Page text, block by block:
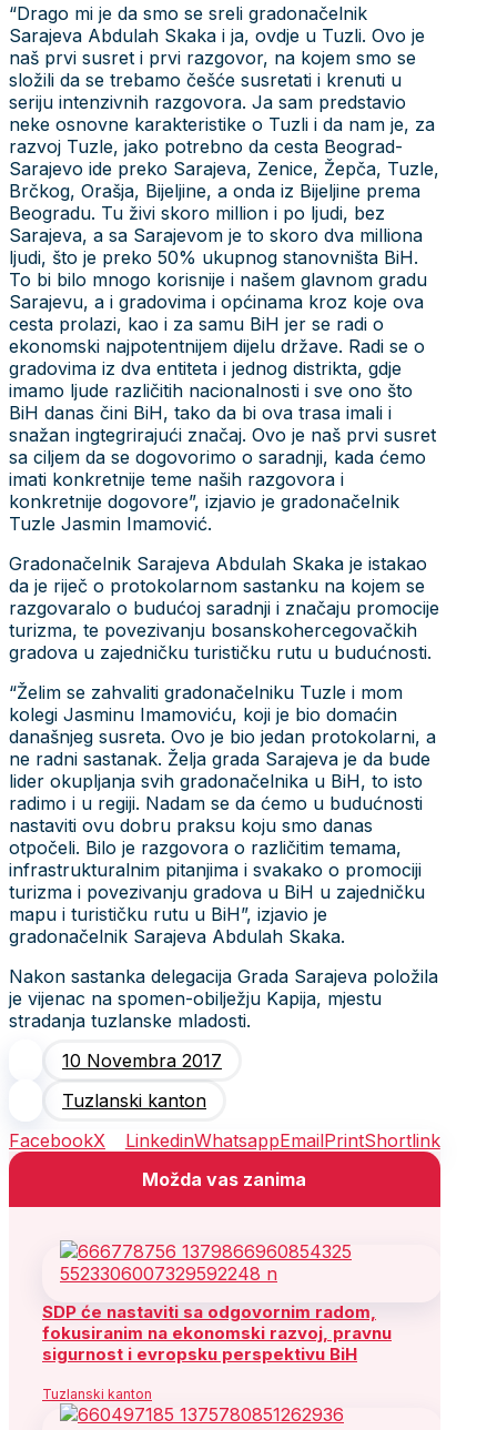
“Drago mi je da smo se sreli gradonačelnik
Sarajeva Abdulah Skaka i ja, ovdje u Tuzli. Ovo je
naš prvi susret i prvi razgovor, na kojem smo se
složili da se trebamo češće susretati i krenuti u
seriju intenzivnih razgovora. Ja sam predstavio
neke osnovne karakteristike o Tuzli i da nam je, za
razvoj Tuzle, jako potrebno da cesta Beograd-
Sarajevo ide preko Sarajeva, Zenice, Žepča, Tuzle,
Brčkog, Orašja, Bijeljine, a onda iz Bijeljine prema
Beogradu. Tu živi skoro million i po ljudi, bez
Sarajeva, a sa Sarajevom je to skoro dva milliona
ljudi, što je preko 50% ukupnog stanovništa BiH.
To bi bilo mnogo korisnije i našem glavnom gradu
Sarajevu, a i gradovima i općinama kroz koje ova
cesta prolazi, kao i za samu BiH jer se radi o
ekonomski najpotentnijem dijelu države. Radi se o
gradovima iz dva entiteta i jednog distrikta, gdje
imamo ljude različitih nacionalnosti i sve ono što
BiH danas čini BiH, tako da bi ova trasa imali i
snažan ingtegrirajući značaj. Ovo je naš prvi susret
sa ciljem da se dogovorimo o saradnji, kada ćemo
imati konkretnije teme naših razgovora i
konkretnije dogovore”, izjavio je gradonačelnik
Tuzle Jasmin Imamović.
Gradonačelnik Sarajeva Abdulah Skaka je istakao
da je riječ o protokolarnom sastanku na kojem se
razgovaralo o budućoj saradnji i značaju promocije
turizma, te povezivanju bosanskohercegovačkih
gradova u zajedničku turističku rutu u budućnosti.
“Želim se zahvaliti gradonačelniku Tuzle i mom
kolegi Jasminu Imamoviću, koji je bio domaćin
današnjeg susreta. Ovo je bio jedan protokolarni, a
ne radni sastanak. Želja grada Sarajeva je da bude
lider okupljanja svih gradonačelnika u BiH, to isto
radimo i u regiji. Nadam se da ćemo u budućnosti
nastaviti ovu dobru praksu koju smo danas
otpočeli. Bilo je razgovora o različitim temama,
infrastrukturalnim pitanjima i svakako o promociji
turizma i povezivanju gradova u BiH u zajedničku
mapu i turističku rutu u BiH”, izjavio je
gradonačelnik Sarajeva Abdulah Skaka.
Nakon sastanka delegacija Grada Sarajeva položila
je vijenac na spomen-obilježju Kapija, mjestu
stradanja tuzlanske mladosti.
10 Novembra 2017
Tuzlanski kanton
FacebookX LinkedinWhatsappEmailPrintShortlink
Možda vas zanima
SDP će nastaviti sa odgovornim radom,
fokusiranim na ekonomski razvoj, pravnu
sigurnost i evropsku perspektivu BiH
Tuzlanski kanton